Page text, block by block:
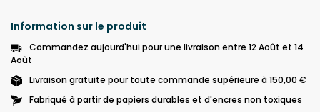
Information sur le produit
Commandez aujourd'hui pour une livraison entre 12 Août et 14
Août
Livraison gratuite pour toute commande supérieure à 150,00 €
Fabriqué à partir de papiers durables et d'encres non toxiques